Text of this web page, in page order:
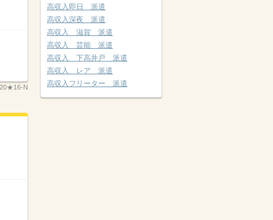
N
高収入即日 派遣
高収入深夜 派遣
高収入 滋賀 派遣
高収入 芸能 派遣
高収入 下高井戸 派遣
高収入 レア 派遣
高収入フリーター 派遣